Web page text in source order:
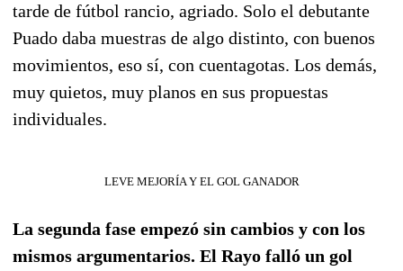
tarde de fútbol rancio, agriado. Solo el debutante
Puado daba muestras de algo distinto, con buenos
movimientos, eso sí, con cuentagotas. Los demás,
muy quietos, muy planos en sus propuestas
individuales.
LEVE MEJORÍA Y EL GOL GANADOR
La segunda fase empezó sin cambios y con los
mismos argumentarios. El Rayo falló un gol